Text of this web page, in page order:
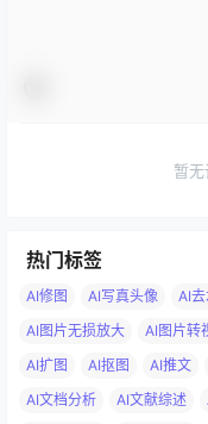
暂
热门标签
AI修图 AI写真头像 AI
AI图片无损放大
AI图片转
AI扩图
AI抠图 AI推文
AI文档分析
AI文献综述